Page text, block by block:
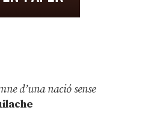
d’una nació sense